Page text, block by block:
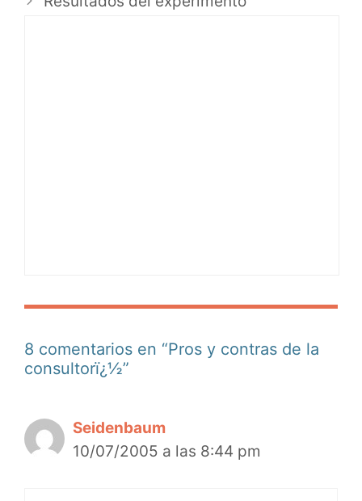
8 comentarios en “Pros y contras de la
consultorï¿½”
Seidenbaum
10/07/2005 a las 8:44 pm